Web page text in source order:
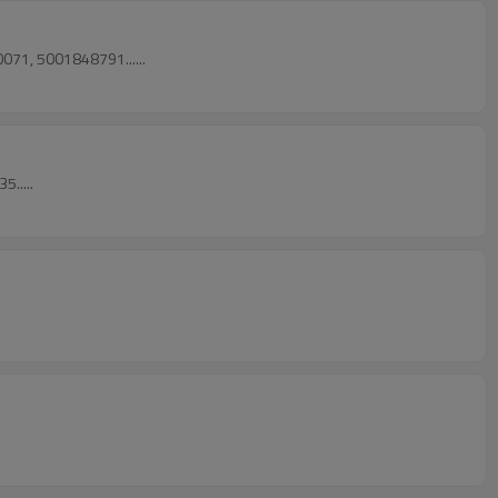
5001848791......